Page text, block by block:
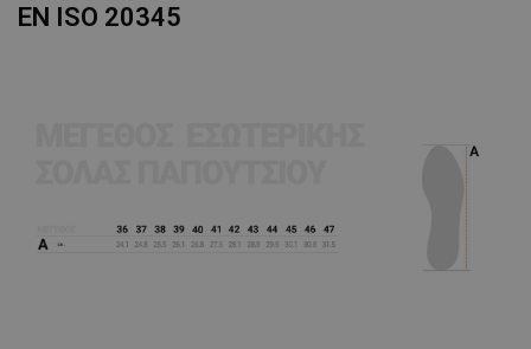
EN ISO 20345